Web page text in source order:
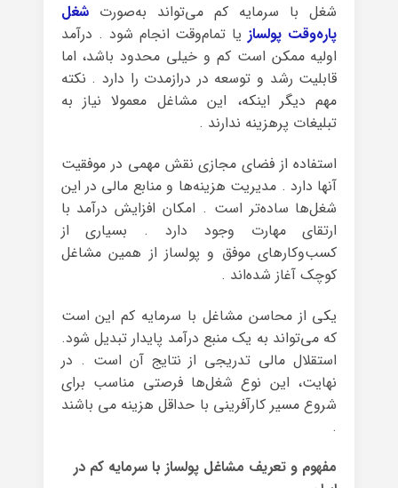
شغل با سرمایه کم می‌تواند به‌صورتشغل
پاره‌وقت پولسازیا تمام‌وقت انجام شود . درآمد
اولیه ممکن است کم و خیلی محدود باشد، اما
قابلیت رشد و توسعه در درازمدت را دارد . نکته
مهم دیگر اینکه، این مشاغل معمولا نیاز به
تبلیغات پرهزینه ندارند .
استفاده از فضای مجازی نقش مهمی در موفقیت
آنها دارد . مدیریت هزینه‌ها و منابع مالی در این
شغل‌ها ساده‌تر است . امکان افزایش درآمد با
ارتقای مهارت وجود دارد . بسیاری از
کسب‌وکارهای موفق و پولساز از همین مشاغل
کوچک آغاز شده‌اند .
یکی از محاسن مشاغل با سرمایه کم این است
که می‌تواند به یک منبع درآمد پایدار تبدیل شود.
استقلال مالی تدریجی از نتایج آن است . در
نهایت، این نوع شغل‌ها فرصتی مناسب برای
شروع مسیر کارآفرینی با حداقل هزینه می باشند
.
مفهوم و تعریف مشاغل پولساز با سرمایه کم در